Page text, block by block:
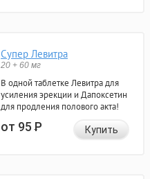
Супер Левитра
20 + 60 мг
В одной таблетке Левитра для
усиления эрекции и Дапоксетин
для продления полового акта!
от 95Р Купить